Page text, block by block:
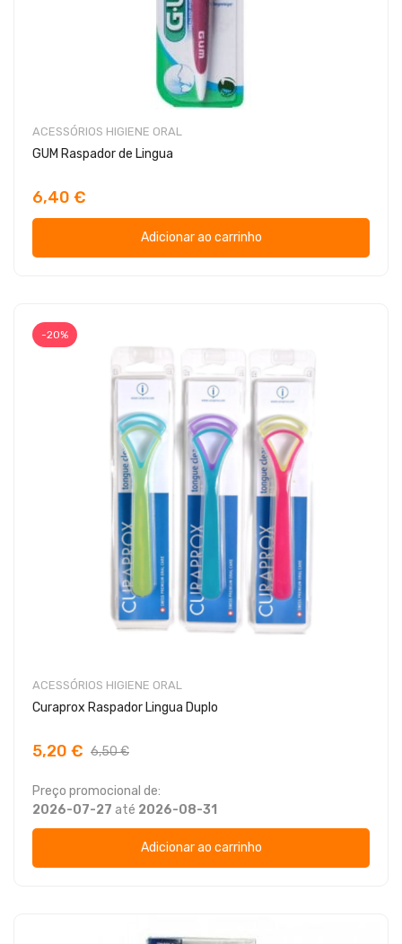
ACESSÓRIOS HIGIENE ORAL
GUM Raspador de Lingua
6,40 €
Adicionar ao carrinho
-20%
ACESSÓRIOS HIGIENE ORAL
Curaprox Raspador Lingua Duplo
5,20 € 6,50 €
Preço promocional de:
2026-07-27 até 2026-08-31
Adicionar ao carrinho